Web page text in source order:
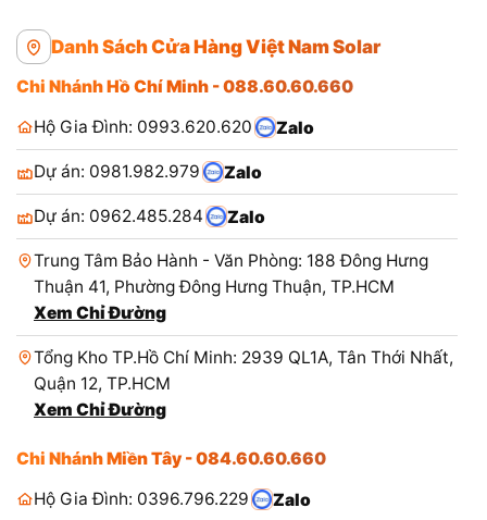
Danh Sách Cửa Hàng Việt Nam Solar
Chi Nhánh Hồ Chí Minh - 088.60.60.660
Hộ Gia Đình: 0993.620.620
Zalo
Dự án: 0981.982.979 Zalo
Dự án: 0962.485.284 Zalo
Trung Tâm Bảo Hành - Văn Phòng: 188 Đông Hưng
Thuận 41, Phường Đông Hưng Thuận, TP.HCM
Xem Chỉ Đường
Tổng Kho TP.Hồ Chí Minh: 2939 QL1A, Tân Thới Nhất,
Quận 12, TP.HCM
Xem Chỉ Đường
Chi Nhánh Miền Tây - 084.60.60.660
Hộ Gia Đình: 0396.796.229
Zalo